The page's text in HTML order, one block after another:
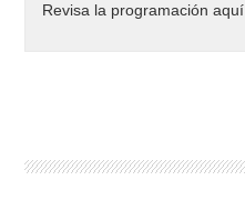
Revisa la programación aquí